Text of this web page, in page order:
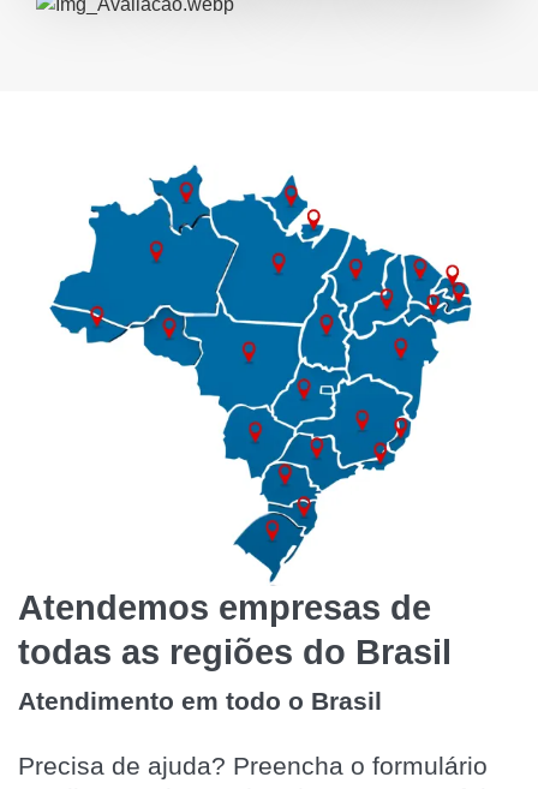
Atendemos empresas de
todas as regiões do Brasil
Atendimento em todo o Brasil
Precisa de ajuda? Preencha o formulário